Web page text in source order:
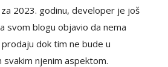
2023. godinu, developer je još
svom blogu objavio da nema
dok tim ne bude u
njenim aspektom.